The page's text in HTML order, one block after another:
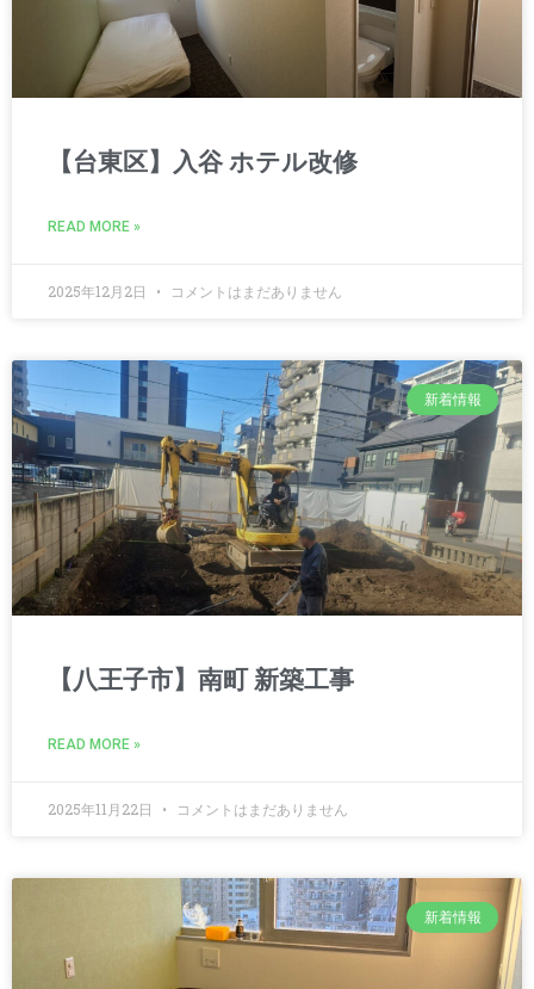
【台東区】入谷 ホテル改修
READ MORE »
2025年12月2日 コメントはまだありません
新着情報
【八王子市】南町 新築工事
READ MORE »
2025年11月22日 コメントはまだありません
新着情報